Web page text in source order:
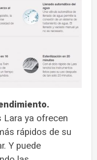
ya ofrecen
rápidos de su
Y puede